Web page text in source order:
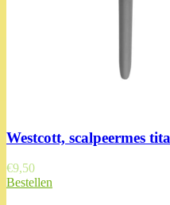
Westcott, scalpeermes
€9,50
Bestellen